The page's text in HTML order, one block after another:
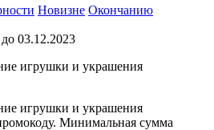
Новизне Окончанию
03.12.2023
игрушки и украшения
игрушки и украшения
Минимальная сумма